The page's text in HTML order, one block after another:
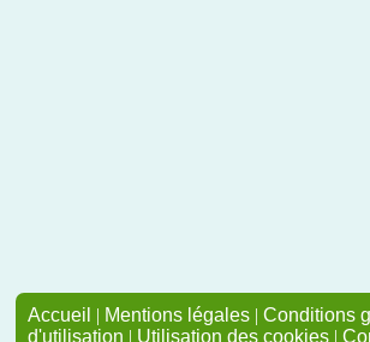
Accueil | Mentions légales | Conditions
d'utilisation | Utilisation des cookies |